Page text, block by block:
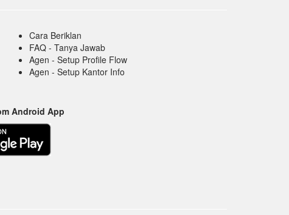
Cara Beriklan
FAQ - Tanya Jawab
Agen - Setup Profile Flow
Agen - Setup Kantor Info
Android App